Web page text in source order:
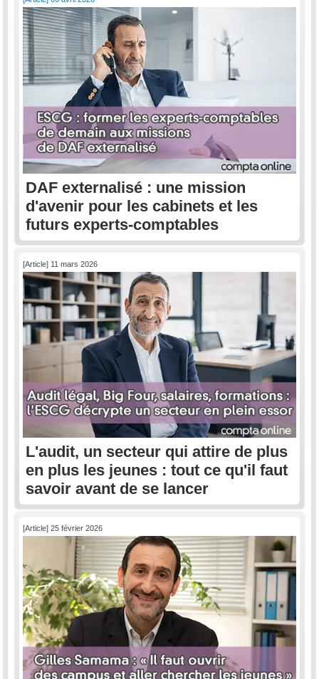
DAF externalisé : une mission
d'avenir pour les cabinets et les
futurs experts-comptables
[Article] 11 mars 2026
L'audit, un secteur qui attire de plus
en plus les jeunes : tout ce qu'il faut
savoir avant de se lancer
[Article] 25 février 2026